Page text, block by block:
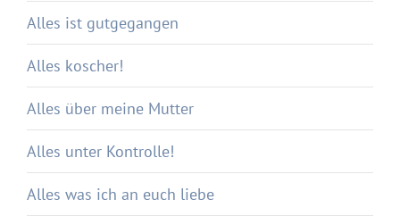
Alles ist gutgegangen
Alles koscher!
Alles über meine Mutter
Alles unter Kontrolle!
Alles was ich an euch liebe